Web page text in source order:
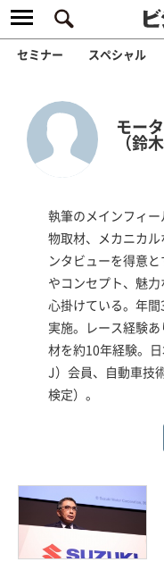
セミナー スペシャル
モー
（鈴
執筆のメインフィ
物取材、メカニカ
ンタビューを得意
やコンセプト、魅
心掛けている。年
実施。レース経験
材を約10年経験。
J）会員、自動車技
検定）。